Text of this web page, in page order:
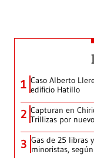
1 Caso Alberto
edificio Hatillo
2 Capturan en
Trillizas por
3 Gas de 25 libras
minoristas,